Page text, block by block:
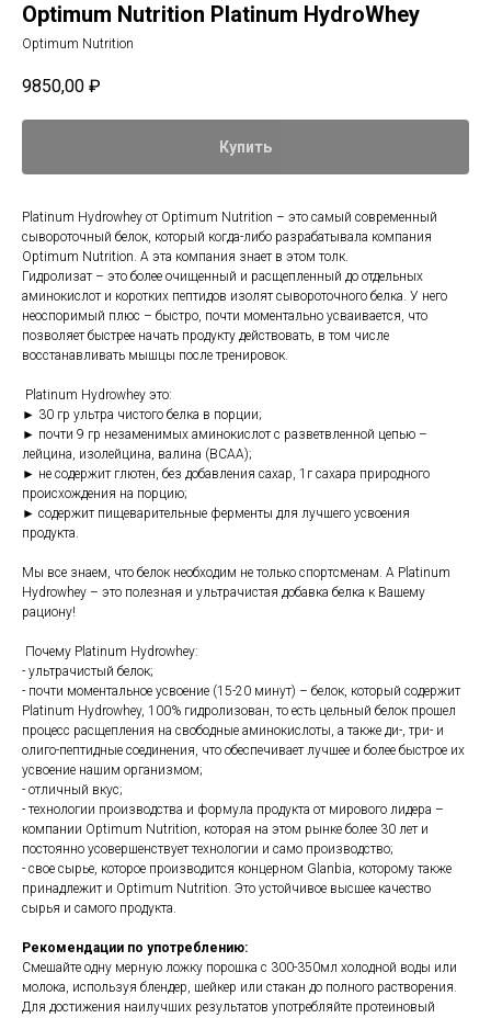
Optimum Nutrition Platinum HydroWhey
Optimum Nutrition
9850,00 ₽
Купить
Platinum Hydrowhey от Optimum Nutrition – это самый современный
сывороточный белок, который когда-либо разрабатывала компания
Optimum Nutrition. А эта компания знает в этом толк.
Гидролизат – это более очищенный и расщепленный до отдельных
аминокислот и коротких пептидов изолят сывороточного белка. У него
неоспоримый плюс – быстро, почти моментально усваивается, что
позволяет быстрее начать продукту действовать, в том числе
восстанавливать мышцы после тренировок.
Platinum Hydrowhey это:
► 30 гр ультра чистого белка в порции;
► почти 9 гр незаменимых аминокислот с разветвленной цепью –
лейцина, изолейцина, валина (ВСАА);
► не содержит глютен, без добавления сахар, 1г сахара природного
происхождения на порцию;
► содержит пищеварительные ферменты для лучшего усвоения
продукта.
Мы все знаем, что белок необходим не только спортсменам. А Platinum
Hydrowhey – это полезная и ультрачистая добавка белка к Вашему
рациону!
Почему Platinum Hydrowhey:
- ультрачистый белок;
- почти моментальное усвоение (15-20 минут) – белок, который содержит
Platinum Hydrowhey, 100% гидролизован, то есть цельный белок прошел
процесс расщепления на свободные аминокислоты, а также ди-, три- и
олиго-пептидные соединения, что обеспечивает лучшее и более быстрое их
усвоение нашим организмом;
- отличный вкус;
- технологии производства и формула продукта от мирового лидера –
компании Optimum Nutrition, которая на этом рынке более 30 лет и
постоянно усовершенствует технологии и само производство;
- свое сырье, которое производится концерном Glanbia, которому также
принадлежит и Optimum Nutrition. Это устойчивое высшее качество
сырья и самого продукта.
Рекомендации по употреблению:
Смешайте одну мерную ложку порошка с 300-350мл холодной воды или
молока, используя блендер, шейкер или стакан до полного растворения.
Для достижения наилучших результатов употребляйте протеиновый